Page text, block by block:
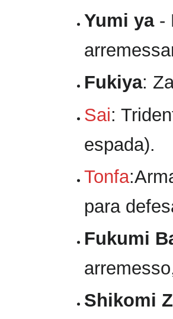
Yumi ya-
Fukiya:
Sai:
espada).
Tonfa
para
Fukumi
Shikomi